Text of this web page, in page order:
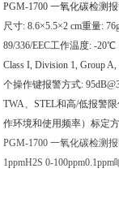
PGM-1700 一氧化碳检测
尺寸: 8.6×5.5×2 cm重量:
89/336/EEC工作温度: -20℃
Class I, Division 1, Group
个操作键报警方式:
TWA、STEL和高/低报警
作环境和使用频率） 标定
PGM-1700 一氧化碳检测
1ppmH2S 0-100ppm0.1ppm